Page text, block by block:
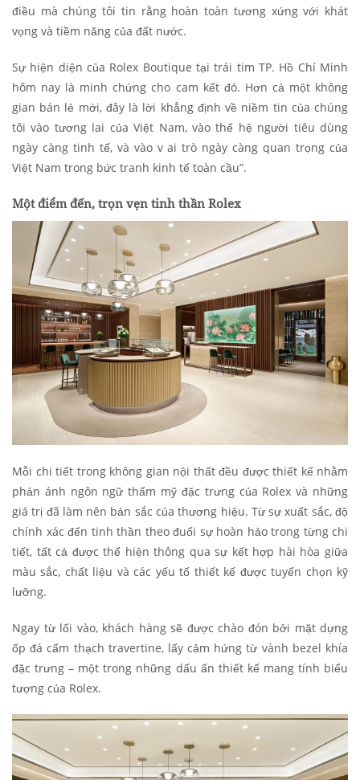
điều mà chúng tôi tin rằng hoàn toàn tương xứng với khát
vọng và tiềm năng của đất nước.
Sự hiện diện của Rolex Boutique tại trái tim TP. Hồ Chí Minh
hôm nay là minh chứng cho cam kết đó. Hơn cả một không
gian bán lẻ mới, đây là lời khẳng định về niềm tin của chúng
tôi vào tương lai của Việt Nam, vào thế hệ người tiêu dùng
ngày càng tinh tế, và vào v ai trò ngày càng quan trọng của
Việt Nam trong bức tranh kinh tế toàn cầu”.
Một điểm đến, trọn vẹn tinh thần Rolex
Mỗi chi tiết trong không gian nội thất đều được thiết kế nhằm
phản ánh ngôn ngữ thẩm mỹ đặc trưng của Rolex và những
giá trị đã làm nên bản sắc của thương hiệu. Từ sự xuất sắc, độ
chính xác đến tinh thần theo đuổi sự hoàn hảo trong từng chi
tiết, tất cả được thể hiện thông qua sự kết hợp hài hòa giữa
màu sắc, chất liệu và các yếu tố thiết kế được tuyển chọn kỹ
lưỡng.
Ngay từ lối vào, khách hàng sẽ được chào đón bởi mặt dựng
ốp đá cẩm thạch travertine, lấy cảm hứng từ vành bezel khía
đặc trưng – một trong những dấu ấn thiết kế mang tính biểu
tượng của Rolex.